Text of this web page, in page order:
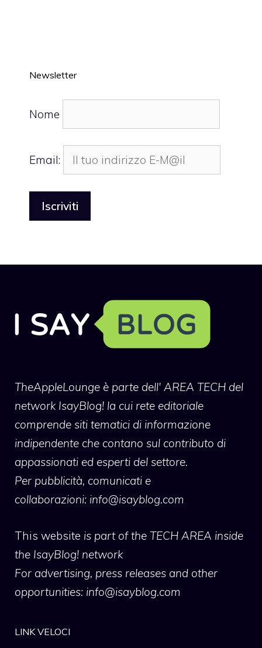
Newsletter
Nome
Email:
TheAppleLounge è parte dell' AREA TECH del
network IsayBlog! la cui rete editoriale
comprende siti tematici di informazione
indipendente che contano sul contributo di
appassionati ed esperti del settore.
Per pubblicità, comunicati e
collaborazioni: info@isayblog.com
This website is part of the TECH AREA inside
the IsayBlog! network
For advertising, press releases and other
opportunities: info@isayblog.com
LINK VELOCI